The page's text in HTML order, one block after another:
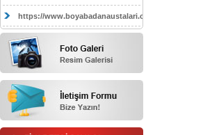
https://www.boyabadanaustalari.com/